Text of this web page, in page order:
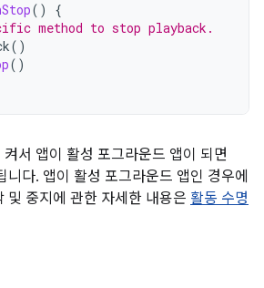
()
{
method to stop playback.
()
()
서 앱이 활성 포그라운드 앱이 되면
니다. 앱이 활성 포그라운드 앱인 경우에
및 중지에 관한 자세한 내용은 활동 수명